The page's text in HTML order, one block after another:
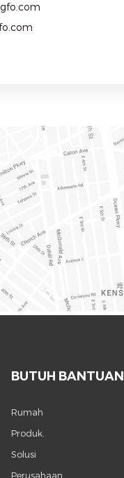
BUTUH BANTUAN
Rumah
Produk.
Solusi
Perusahaan